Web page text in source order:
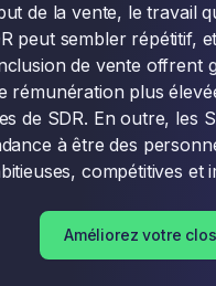
de la vente, le travail
peut sembler répétitif,
de vente offrent
rémunération plus
de SDR. En outre, les
à être des
compétitives et
Améliorez votre